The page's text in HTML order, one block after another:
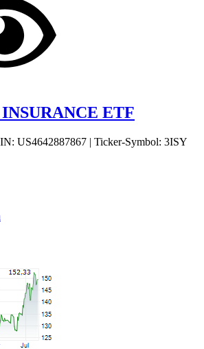
ETF
US4642887867 | Ticker-Symbol: 3ISY